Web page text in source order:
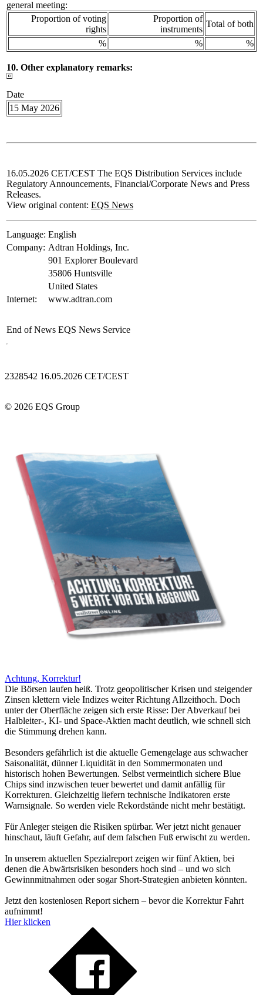
general meeting:
Proportion of voting
rights
Proportion of
instruments
Total of both
%
% %
10. Other explanatory remarks:
Date
15 May 2026
16.05.2026 CET/CEST The EQS Distribution Services include
Regulatory Announcements, Financial/Corporate News and Press
Releases.
View original content: EQS News
Language: English
Company: Adtran Holdings, Inc.
901 Explorer Boulevard
35806 Huntsville
United States
Internet:
www.adtran.com
End of News EQS News Service
2328542 16.05.2026 CET/CEST
© 2026 EQS Group
Achtung, Korrektur!
Die Börsen laufen heiß. Trotz geopolitischer Krisen und steigender
Zinsen klettern viele Indizes weiter Richtung Allzeithoch. Doch
unter der Oberfläche zeigen sich erste Risse: Der Abverkauf bei
Halbleiter-, KI- und Space-Aktien macht deutlich, wie schnell sich
die Stimmung drehen kann.
Besonders gefährlich ist die aktuelle Gemengelage aus schwacher
Saisonalität, dünner Liquidität in den Sommermonaten und
historisch hohen Bewertungen. Selbst vermeintlich sichere Blue
Chips sind inzwischen teuer bewertet und damit anfällig für
Korrekturen. Gleichzeitig liefern technische Indikatoren erste
Warnsignale. So werden viele Rekordstände nicht mehr bestätigt.
Für Anleger steigen die Risiken spürbar. Wer jetzt nicht genauer
hinschaut, läuft Gefahr, auf dem falschen Fuß erwischt zu werden.
In unserem aktuellen Spezialreport zeigen wir fünf Aktien, bei
denen die Abwärtsrisiken besonders hoch sind – und wo sich
Gewinnmitnahmen oder sogar Short-Strategien anbieten könnten.
Jetzt den kostenlosen Report sichern – bevor die Korrektur Fahrt
aufnimmt!
Hier klicken